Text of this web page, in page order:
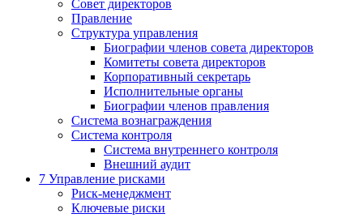
Совет директоров
Правление
Структура управления
Биографии членов совета директоров
Комитеты совета директоров
Корпоративный секретарь
Исполнительные органы
Биографии членов правления
Система вознаграждения
Система контроля
Система внутреннего контроля
Внешний аудит
7 Управление рисками
Риск-менеджмент
Ключевые риски